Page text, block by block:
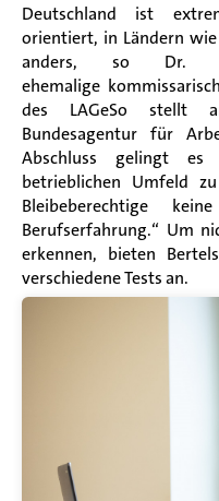
Deutschland ist
orientiert, in Ländern
anders, so Dr.
ehemalige
des LAGeSo stellt
Bundesagentur für
Abschluss gelingt
betrieblichen Umfeld
Bleibeberechtige
Berufserfahrung.“ Um
erkennen, bieten
verschiedene Tests an.